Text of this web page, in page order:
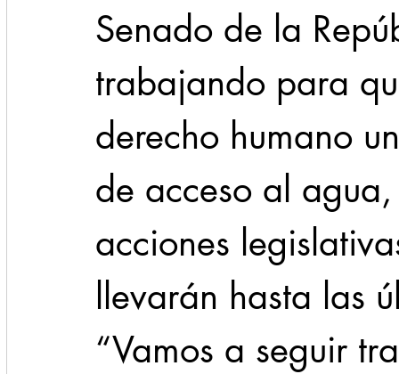
Senado de la
trabajando para
derecho humano
de acceso al
acciones
llevarán hasta las
“Vamos a seguir